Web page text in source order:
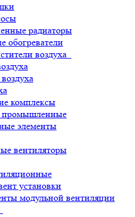
радиаторы
обогреватели
воздуха
комплексы
промышленные
элементы
вентиляторы
установки
модульной вентиляции